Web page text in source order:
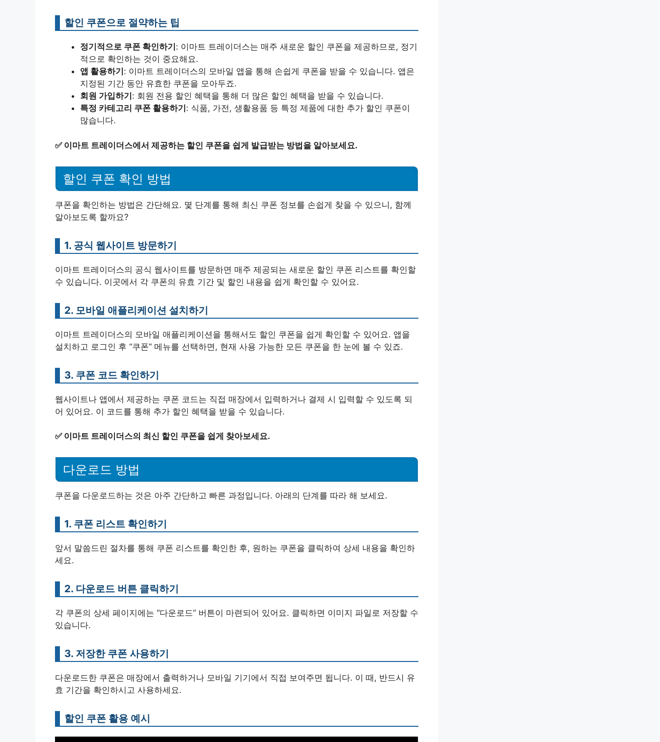
할인 쿠폰으로 절약하는 팁
정기적으로 쿠폰 확인하기 : 이마트 트레이더스는 매주 새로운 할인 쿠폰을 제공하므로, 정기
적으로 확인하는 것이 중요해요.
앱 활용하기 : 이마트 트레이더스의 모바일 앱을 통해 손쉽게 쿠폰을 받을 수 있습니다. 앱은
지정된 기간 동안 유효한 쿠폰을 모아두죠.
회원 가입하기 : 회원 전용 할인 혜택을 통해 더 많은 할인 혜택을 받을 수 있습니다.
특정 카테고리 쿠폰 활용하기 : 식품, 가전, 생활용품 등 특정 제품에 대한 추가 할인 쿠폰이
많습니다.
✅ 이마트 트레이더스에서 제공하는 할인 쿠폰을 쉽게 발급받는 방법을 알아보세요.
할인 쿠폰 확인 방법
쿠폰을 확인하는 방법은 간단해요. 몇 단계를 통해 최신 쿠폰 정보를 손쉽게 찾을 수 있으니, 함께
알아보도록 할까요?
1. 공식 웹사이트 방문하기
이마트 트레이더스의 공식 웹사이트를 방문하면 매주 제공되는 새로운 할인 쿠폰 리스트를 확인할
수 있습니다. 이곳에서 각 쿠폰의 유효 기간 및 할인 내용을 쉽게 확인할 수 있어요.
2. 모바일 애플리케이션 설치하기
이마트 트레이더스의 모바일 애플리케이션을 통해서도 할인 쿠폰을 쉽게 확인할 수 있어요. 앱을
설치하고 로그인 후 “쿠폰” 메뉴를 선택하면, 현재 사용 가능한 모든 쿠폰을 한 눈에 볼 수 있죠.
3. 쿠폰 코드 확인하기
웹사이트나 앱에서 제공하는 쿠폰 코드는 직접 매장에서 입력하거나 결제 시 입력할 수 있도록 되
어 있어요. 이 코드를 통해 추가 할인 혜택을 받을 수 있습니다.
✅ 이마트 트레이더스의 최신 할인 쿠폰을 쉽게 찾아보세요.
다운로드 방법
쿠폰을 다운로드하는 것은 아주 간단하고 빠른 과정입니다. 아래의 단계를 따라 해 보세요.
1. 쿠폰 리스트 확인하기
앞서 말씀드린 절차를 통해 쿠폰 리스트를 확인한 후, 원하는 쿠폰을 클릭하여 상세 내용을 확인하
세요.
2. 다운로드 버튼 클릭하기
각 쿠폰의 상세 페이지에는 “다운로드” 버튼이 마련되어 있어요. 클릭하면 이미지 파일로 저장할 수
있습니다.
3. 저장한 쿠폰 사용하기
다운로드한 쿠폰은 매장에서 출력하거나 모바일 기기에서 직접 보여주면 됩니다. 이 때, 반드시 유
효 기간을 확인하시고 사용하세요.
할인 쿠폰 활용 예시